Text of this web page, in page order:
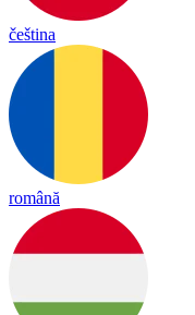
čeština
română